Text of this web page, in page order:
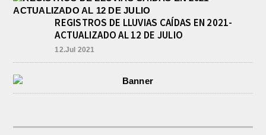
REGISTROS DE LLUVIAS CAÍDAS EN 2021-
ACTUALIZADO AL 12 DE JULIO
12.Jul 2021